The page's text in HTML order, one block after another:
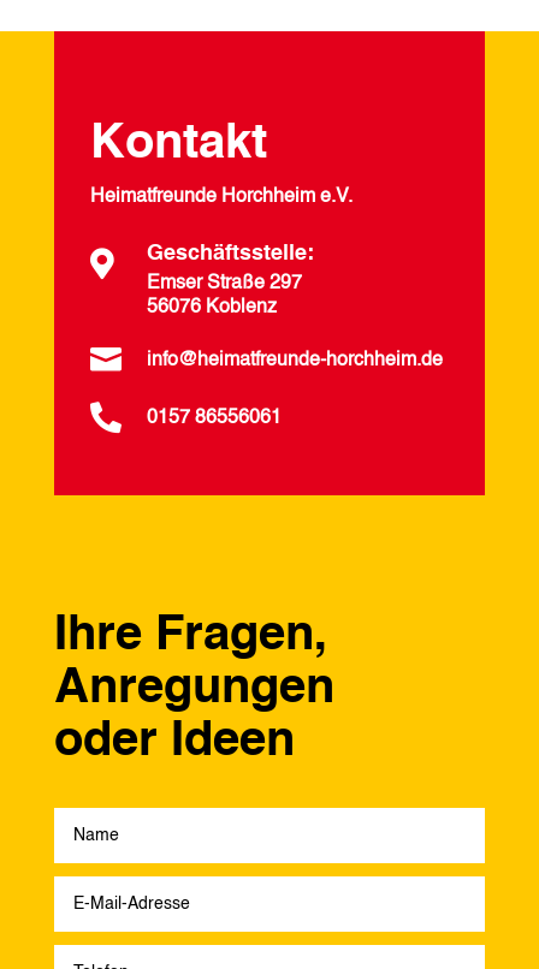
Kontakt
Heimatfreunde Horchheim e.V.
 Geschäftsstelle:
Emser Straße 297
56076 Koblenz
 info@heimatfreunde-horchheim.de
 0157 86556061
Ihre Fragen,
Anregungen
oder Ideen